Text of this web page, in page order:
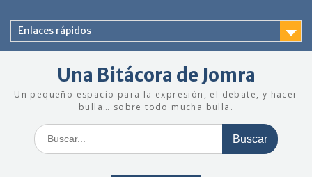
contenido
Enlaces rápidos
Una Bitácora de Jomra
Un pequeño espacio para la expresión, el debate, y hacer
bulla… sobre todo mucha bulla.
Buscar: